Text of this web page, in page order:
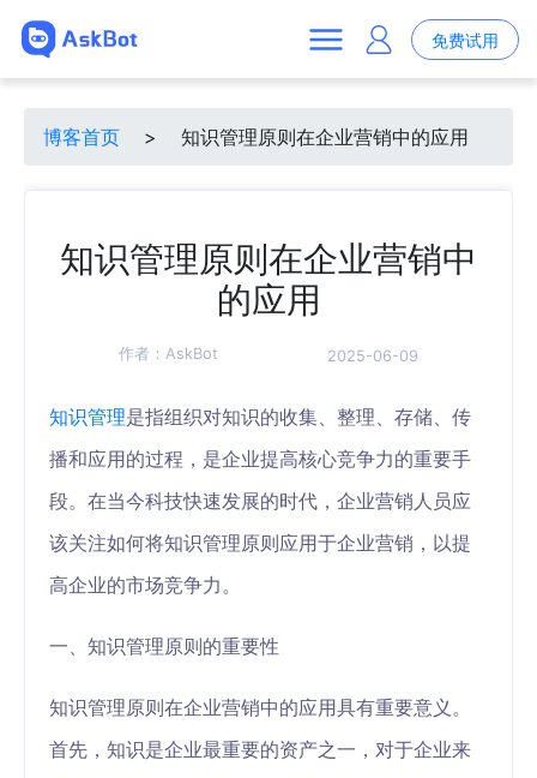
免费试用
博客首页 > 知识管理原则在企业营销中的应用
知识管理原则在企业营销中
的应用
作者： AskBot 2025-06-09
知识管理是指组织对知识的收集、整理、存储、传
播和应用的过程，是企业提高核心竞争力的重要手
段。在当今科技快速发展的时代，企业营销人员应
该关注如何将知识管理原则应用于企业营销，以提
高企业的市场竞争力。
一、知识管理原则的重要性
知识管理原则在企业营销中的应用具有重要意义。
首先，知识是企业最重要的资产之一，对于企业来